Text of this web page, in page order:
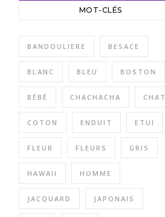
MOT-CLÉS
BANDOULIERE BESACE
BLANC BLEU BOSTON
BÉBÉ CHACHACHA CHAT
COTON ENDUIT ETUI
FLEUR FLEURS GRIS
HAWAII HOMME
JACQUARD JAPONAIS